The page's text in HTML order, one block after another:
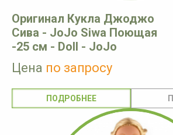
Оригинал Кукла Джоджо
Сива - JoJo Siwa Поющая
-25 см - Doll - JoJo
Цена по запросу
ПОДРОБНЕЕ